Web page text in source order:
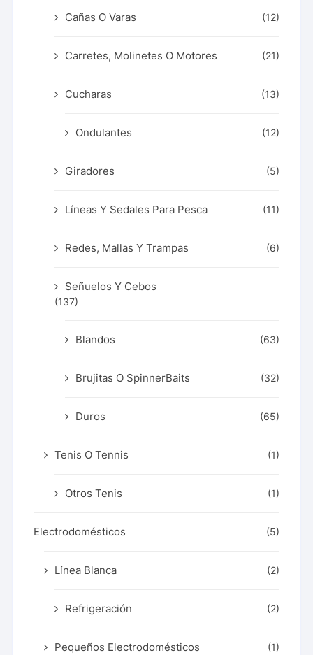
Cañas O Varas (12)
Carretes, Molinetes O Motores (21)
Cucharas (13)
Ondulantes (12)
Giradores (5)
Líneas Y Sedales Para Pesca (11)
Redes, Mallas Y Trampas (6)
Señuelos Y Cebos
(137)
Blandos (63)
Brujitas O SpinnerBaits (32)
Duros (65)
Tenis O Tennis (1)
Otros Tenis (1)
Electrodomésticos (5)
Línea Blanca (2)
Refrigeración (2)
Pequeños Electrodomésticos (1)